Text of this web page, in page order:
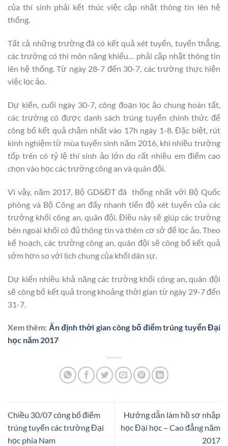
của thí sinh phải kết thúc việc cập nhật thông tin lên hệ
thống.
Tất cả những trường đã có kết quả xét tuyển, tuyển thẳng,
các trường có thi môn năng khiếu… phải cập nhật thông tin
lên hệ thống. Từ ngày 28-7 đến 30-7, các trường thực hiện
việc lọc ảo.
Dự kiến, cuối ngày 30-7, công đoạn lọc ảo chung hoàn tất,
các trường có được danh sách trúng tuyển chính thức để
công bố kết quả chậm nhất vào 17h ngày 1-8. Đặc biệt, rút
kinh nghiệm từ mùa tuyển sinh năm 2016, khi nhiều trường
tốp trên có tỷ lệ thí sinh ảo lớn do rất nhiều em điểm cao
chọn vào học các trường công an và quân đội.
Vì vậy, năm 2017, Bộ GD&ĐT đã thống nhất với Bộ Quốc
phòng và Bộ Công an đẩy nhanh tiến độ xét tuyển của các
trường khối công an, quân đội. Điều này sẽ giúp các trường
bên ngoài khối có đủ thông tin và thêm cơ sở để lọc ảo. Theo
kế hoạch, các trường công an, quân đội sẽ công bố kết quả
sớm hơn so với lịch chung của khối dân sự.
Dự kiến nhiều khả năng các trường khối công an, quân đội
sẽ công bố kết quả trong khoảng thời gian từ ngày 29-7 đến
31-7.
Xem thêm: Ấn định thời gian công bố điểm trúng tuyển Đại
học năm 2017
Chiều 30/07 công bố điểm
trúng tuyển các trường Đại
học phía Nam
Hướng dẫn làm hồ sơ nhập
học Đại học – Cao đẳng năm
2017